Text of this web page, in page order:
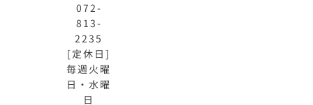
072-
813-
2235
[定休日]
毎週火曜
日・水曜
日